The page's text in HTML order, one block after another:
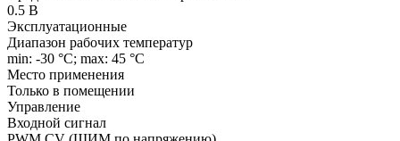
0.5 В
Эксплуатационные
Диапазон рабочих температур
min: -30 °C; max: 45 °C
Место применения
Только в помещении
Управление
Входной сигнал